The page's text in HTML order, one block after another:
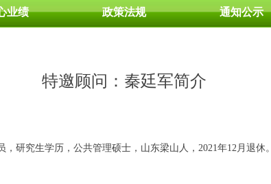
首页
业绩 政策法规 通知公示
特邀顾问：秦廷军简介
研究生学历，公共管理硕士，山东梁山人，2021年12月退休。